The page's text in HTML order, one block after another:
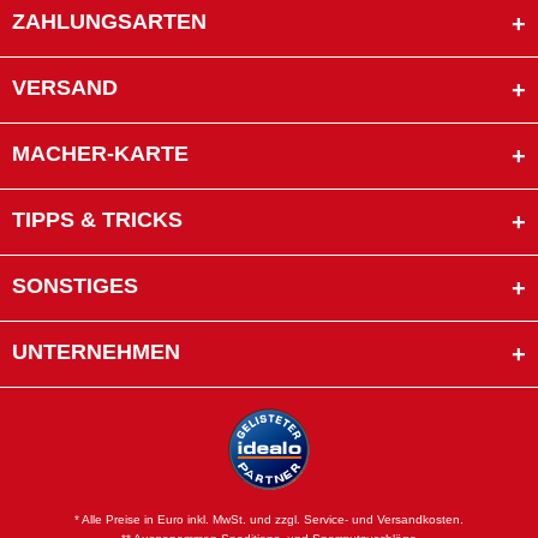
ZAHLUNGSARTEN
VERSAND
MACHER-KARTE
TIPPS & TRICKS
SONSTIGES
UNTERNEHMEN
* Alle Preise in Euro inkl. MwSt. und zzgl. Service- und Versandkosten.